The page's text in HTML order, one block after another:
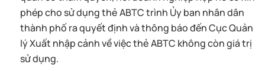
phép cho sử dụng thẻ ABTC trình Ủy ban nhân dân
thành phố ra quyết định và thông báo đến Cục Quản
lý Xuất nhập cảnh về việc thẻ ABTC không còn giá trị
sử dụng.